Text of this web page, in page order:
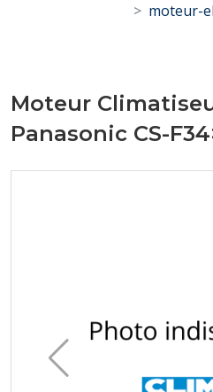
moteur-
Moteur
Panasonic CS-